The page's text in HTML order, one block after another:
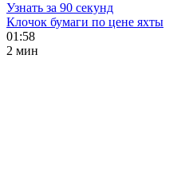
Узнать за 90 секунд
Клочок бумаги по цене яхты
01:58
2 мин